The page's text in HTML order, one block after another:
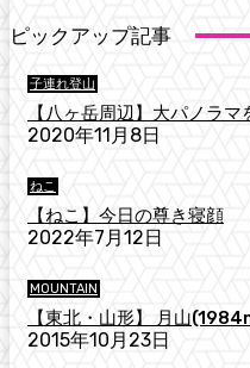
ピックアップ記事
子連れ登山
【八ヶ岳周辺】大パノラ
2020年11月8日
ねこ
【ねこ】今日の尊き寝顔
2022年7月12日
MOUNTAIN
【東北・山形】 月山
2015年10月23日